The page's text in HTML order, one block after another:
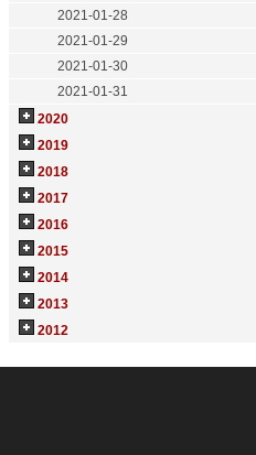
2021-01-28
2021-01-29
2021-01-30
2021-01-31
2020
2019
2018
2017
2016
2015
2014
2013
2012